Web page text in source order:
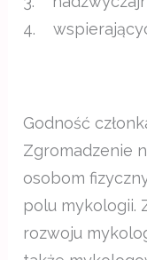
4.
Godność
Zgromadzenie
osobom
polu mykologii.
rozwoju